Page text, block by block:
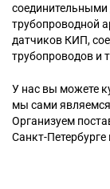
соединительными
трубопроводной
датчиков КИП,
трубопроводов и
У нас вы можете
мы сами
Организуем
Санкт-Петербурге